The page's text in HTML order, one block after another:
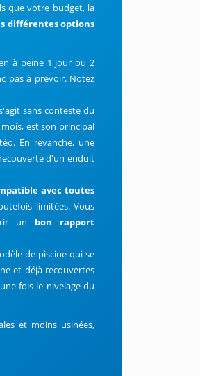
que votre budget, la
différentes options
à peine 1 jour ou 2
pas à prévoir. Notez
sans conteste du
est son principal
En revanche, une
d'un enduit
avec toutes
limitées. Vous
un bon rapport
de piscine qui se
et déjà recouvertes
fois le nivelage du
et moins usinées,